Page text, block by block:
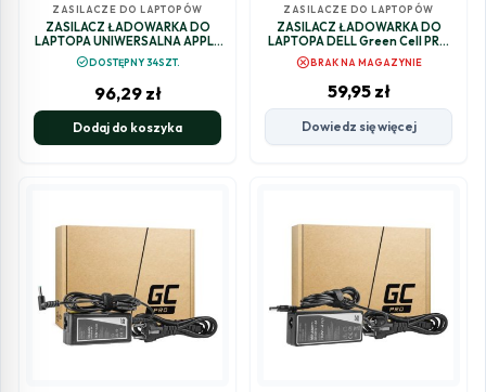
ZASILACZE DO LAPTOPÓW
ZASILACZ ŁADOWARKA DO
LAPTOPA UNIWERSALNA APPLE
Green Cell PRO AD134P 20V
3,25A 65W USB-C
check_circleDOSTĘPNY 34SZT.
96,29 zł
Dodaj do koszyka
ZASILACZE DO LAPTOPÓW
ZASILACZ ŁADOWARKA DO
LAPTOPA DELL Green Cell PRO
AD75AP 19,5V 3,34A 65W
4,5mm/3,0mm
cancelBRAK NA MAGAZYNIE
59,95 zł
Dowiedz się więcej